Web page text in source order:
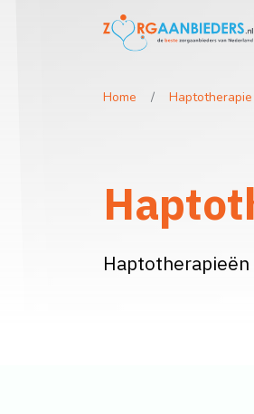
Home Haptotherapie